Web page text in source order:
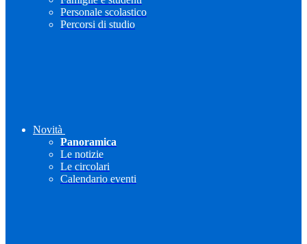
Personale scolastico
Percorsi di studio
Novità
Panoramica
Le notizie
Le circolari
Calendario eventi